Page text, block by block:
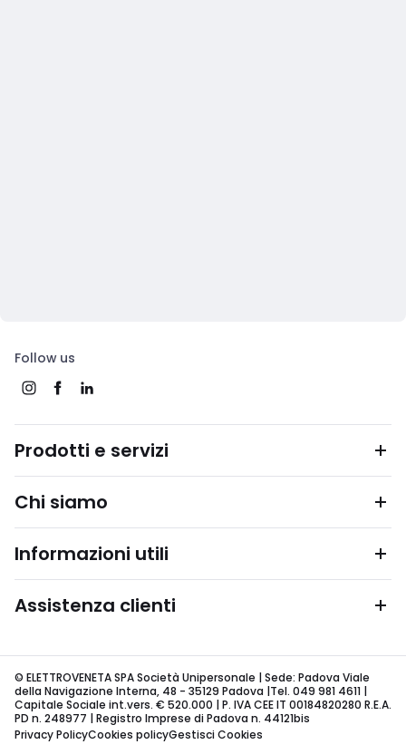
Follow us
Prodotti e servizi
Chi siamo
Informazioni utili
Assistenza clienti
© ELETTROVENETA SPA Società Unipersonale | Sede: Padova Viale
della Navigazione Interna, 48 - 35129 Padova |Tel. 049 981 4611 |
Capitale Sociale int.vers. € 520.000 | P. IVA CEE IT 00184820280 R.E.A.
PD n. 248977 | Registro Imprese di Padova n. 44121bis
Privacy PolicyCookies policyGestisci Cookies